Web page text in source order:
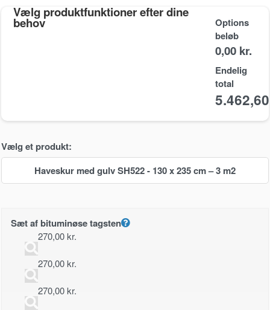
Vælg produktfunktioner efter dine
behov
Options
beløb
0,00 kr.
Endelig
total
Vælg et produkt:
Haveskur med gulv SH522 - 130 x 235 cm – 3 m2
Sæt af bituminøse tagsten
270,00kr.
270,00kr.
270,00kr.